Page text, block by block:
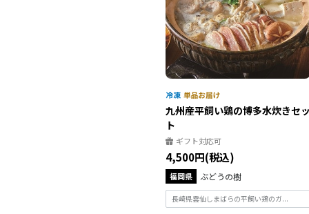
九州産平飼い鶏の博多水炊きセ
ト
ギフト対応可
4,500円(税込)
福岡県 ぶどうの樹
長崎県雲仙しまばらの平飼い鶏のガ...